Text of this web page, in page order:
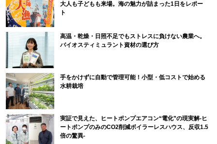
大人も子どもも来場。海の魅力が詰まった1日をレポー
ト
高温・乾燥・日照不足でもストレスに負けない農業へ。
バイオスティミュラント資材の選び方
手をかけずに自動で管理可能！小型・低コストで始める
水耕栽培
実証で見えた、ヒートポンプエアコン“電化”の現実解-ヒ
ートポンプのみのCO2削減ボイラーレスハウス、反収1.5
倍の驚異-